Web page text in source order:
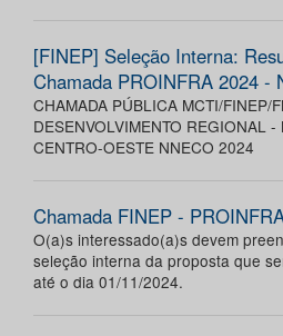
[FINEP] Seleção Interna:
Chamada PROINFRA 2024 -
CHAMADA PÚBLICA MCTI/FINEP/
DESENVOLVIMENTO REGIONAL
CENTRO-OESTE NNECO 2024
Chamada FINEP -
O(a)s interessado(a)s devem
seleção interna da proposta que
até o dia 01/11/2024.